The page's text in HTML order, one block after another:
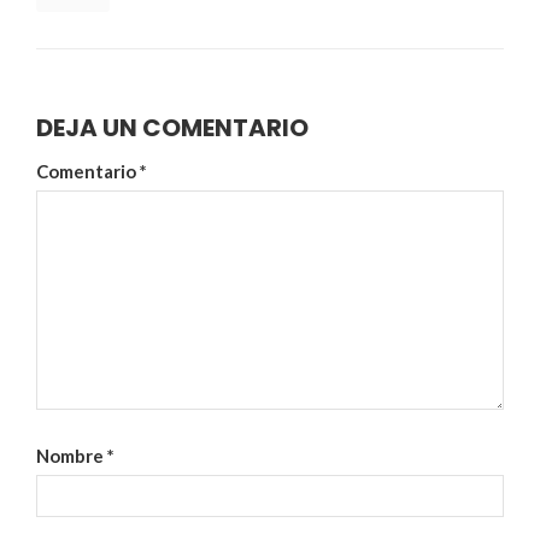
DEJA UN COMENTARIO
Comentario*
Nombre *